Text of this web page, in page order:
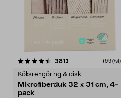
3813 (9,97/st)
Köksrengöring & disk
Mikrofiberduk 32 x 31 cm, 4-
pack
4.0av 5 stjärnor